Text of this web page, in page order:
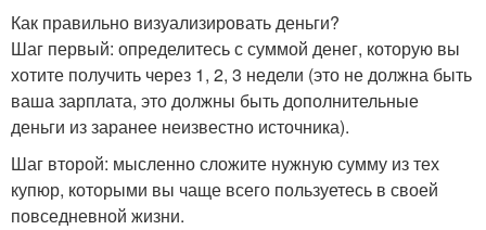
Как правильно визуализировать деньги?
Шаг первый: определитесь с суммой денег, которую вы
хотите получить через 1, 2, 3 недели (это не должна быть
ваша зарплата, это должны быть дополнительные
деньги из заранее неизвестно источника).
Шаг второй: мысленно сложите нужную сумму из тех
купюр, которыми вы чаще всего пользуетесь в своей
повседневной жизни.